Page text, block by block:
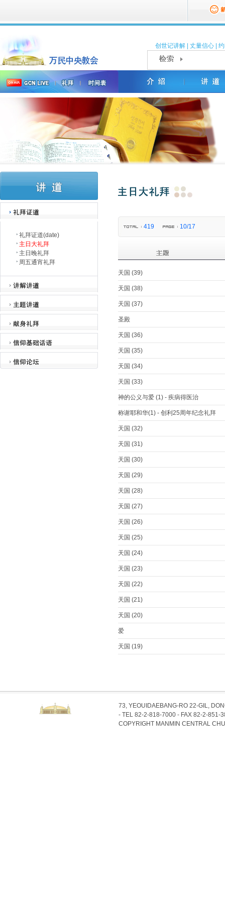
创世记讲解 丈量信心
礼拜证道(date)
主日大礼拜
主日晚礼拜
周五通宵礼拜
419 10/17
天国 (39)
天国 (38)
天国 (37)
圣殿
天国 (36)
天国 (35)
天国 (34)
天国 (33)
神的公义与爱 (1) - 疾病得医治
称谢耶和华(1) - 创利25周年纪念礼拜
天国 (32)
天国 (31)
天国 (30)
天国 (29)
天国 (28)
天国 (27)
天国 (26)
天国 (25)
天国 (24)
天国 (23)
天国 (22)
天国 (21)
天国 (20)
爱
天国 (19)
73, YEOUIDAEBANG-RO 22-GIL,
- TEL 82-2-818-7000 - FAX 82-2-851-
COPYRIGHT MANMIN CENTRAL